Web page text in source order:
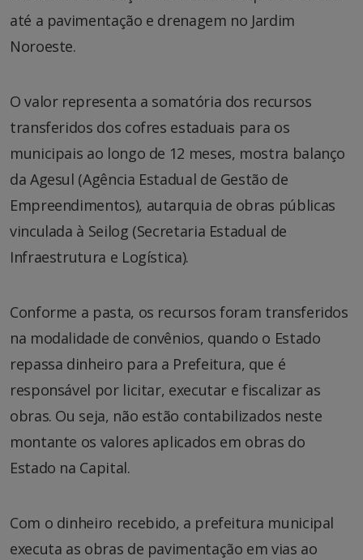
até a pavimentação e drenagem no Jardim
Noroeste.
O valor representa a somatória dos recursos
transferidos dos cofres estaduais para os
municipais ao longo de 12 meses, mostra balanço
da Agesul (Agência Estadual de Gestão de
Empreendimentos), autarquia de obras públicas
vinculada à Seilog (Secretaria Estadual de
Infraestrutura e Logística).
Conforme a pasta, os recursos foram transferidos
na modalidade de convênios, quando o Estado
repassa dinheiro para a Prefeitura, que é
responsável por licitar, executar e fiscalizar as
obras. Ou seja, não estão contabilizados neste
montante os valores aplicados em obras do
Estado na Capital.
Com o dinheiro recebido, a prefeitura municipal
executa as obras de pavimentação em vias ao